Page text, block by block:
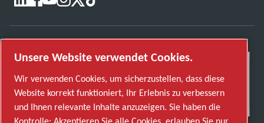
Unsere Website verwendet Cookies.
Wir verwenden Cookies, um sicherzustellen, dass diese
Website korrekt funktioniert, Ihr Erlebnis zu verbessern
und Ihnen relevante Inhalte anzuzeigen. Sie haben die